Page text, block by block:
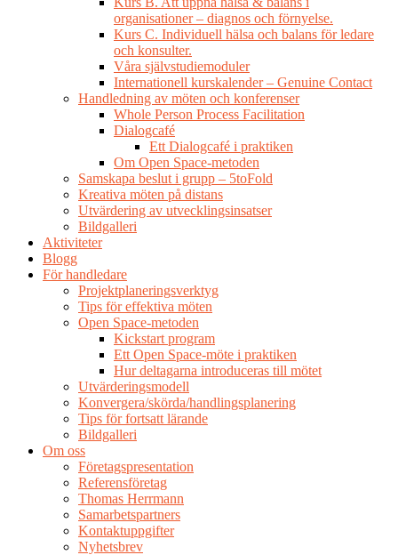
organisationer – diagnos och förnyelse.
Kurs C. Individuell hälsa och balans för ledare
och konsulter.
Våra självstudiemoduler
Internationell kurskalender – Genuine Contact
Handledning av möten och konferenser
Whole Person Process Facilitation
Dialogcafé
Ett Dialogcafé i praktiken
Om Open Space-metoden
Samskapa beslut i grupp – 5toFold
Kreativa möten på distans
Utvärdering av utvecklingsinsatser
Bildgalleri
Aktiviteter
Blogg
För handledare
Projektplaneringsverktyg
Tips för effektiva möten
Open Space-metoden
Kickstart program
Ett Open Space-möte i praktiken
Hur deltagarna introduceras till mötet
Utvärderingsmodell
Konvergera/skörda/handlingsplanering
Tips för fortsatt lärande
Bildgalleri
Om oss
Företagspresentation
Referensföretag
Thomas Herrmann
Samarbetspartners
Kontaktuppgifter
Nyhetsbrev